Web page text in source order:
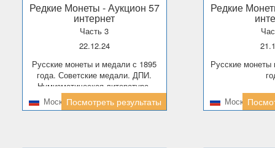
Редкие Монеты - Аукцион 57
интернет
Часть 3
22.12.24
Русские монеты и медали с 1895
года. Советские медали. ДПИ.
Нумизматическая литература.
МоскваПосмотреть результаты
Редкие
Русские монеты и медали до 1895
Москва